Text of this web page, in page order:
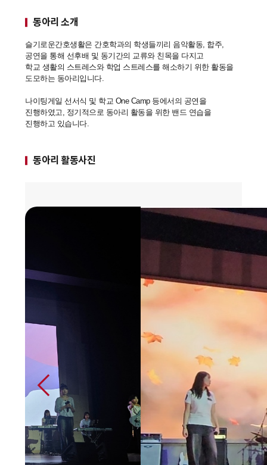
동아리 소개
슬기로운간호생활은 간호학과의 학생들끼리 음악활동, 합주,
공연을 통해 선후배 및 동기간의 교류와 친목을 다지고
학교 생활의 스트레스와 학업 스트레스를 해소하기 위한 활동을
도모하는 동아리입니다.
나이팅게일 선서식 및 학교 One Camp 등에서의 공연을
진행하였고, 정기적으로 동아리 활동을 위한 밴드 연습을
진행하고 있습니다.
동아리 활동사진